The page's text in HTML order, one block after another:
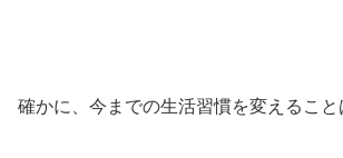
確かに、今までの生活習慣を変えること